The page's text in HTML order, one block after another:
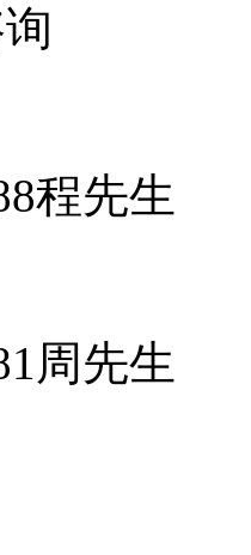
程先生
周先生